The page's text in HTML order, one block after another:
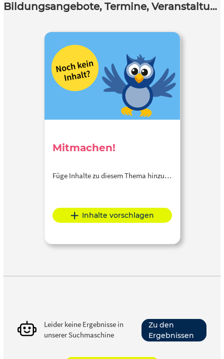
Bildungsangebote, Termine, Veranstaltungen
Mitmachen!
Füge Inhalte zu diesem Thema hinzu…
Inhalte vorschlagen
Leider keine Ergebnisse in
unserer Suchmaschine
Zu den
Ergebnissen